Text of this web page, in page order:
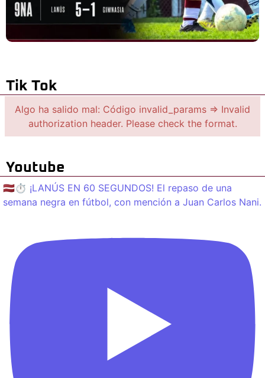
Tik Tok
Algo ha salido mal: Código invalid_params => Invalid
authorization header. Please check the format.
Youtube
🇱🇻⏱️ ¡LANÚS EN 60 SEGUNDOS! El repaso de una
semana negra en fútbol, con mención a Juan Carlos Nani.